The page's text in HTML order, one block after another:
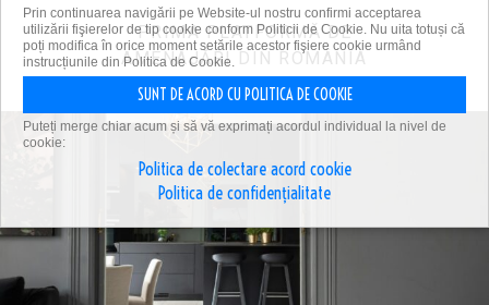
PRIMA PLATFORMĂ DE
AMENAJĂRI DIN ROMÂNIA
Prin continuarea navigării pe Website-ul nostru confirmi acceptarea
utilizării fişierelor de tip cookie conform Politicii de Cookie. Nu uita totuși că
poți modifica în orice moment setările acestor fişiere cookie urmând
instrucțiunile din Politica de Cookie.
SUNT DE ACORD CU POLITICA DE COOKIE
Puteți merge chiar acum și să vă exprimați acordul individual la nivel de
cookie:
Politica de colectare acord cookie
Politica de confidențialitate